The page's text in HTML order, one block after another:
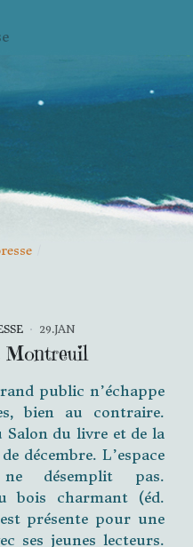
29.JAN
Montreuil
public n’échappe
bien au contraire.
du livre et de la
décembre. L’espace
désemplit pas.
bois charmant (éd.
présente pour une
ses jeunes lecteurs.